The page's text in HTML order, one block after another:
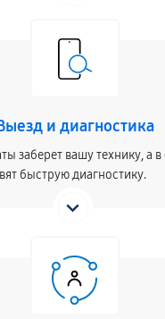
и диагностика
заберет вашу технику, а
быструю диагностику.